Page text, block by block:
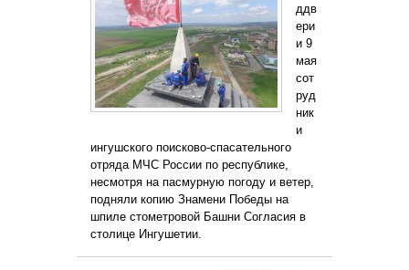
ддв
ери
и 9
мая
сот
руд
ник
и
ингушского поисково-спасательного
отряда МЧС России по республике,
несмотря на пасмурную погоду и ветер,
подняли копию Знамени Победы на
шпиле стометровой Башни Согласия в
столице Ингушетии.